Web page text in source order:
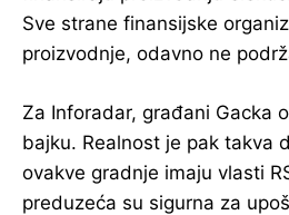
Sve strane finansijske
proizvodnje, odavno ne
Za Inforadar, građani Gacka
bajku. Realnost je pak takva
ovakve gradnje imaju vlasti
preduzeća su sigurna za